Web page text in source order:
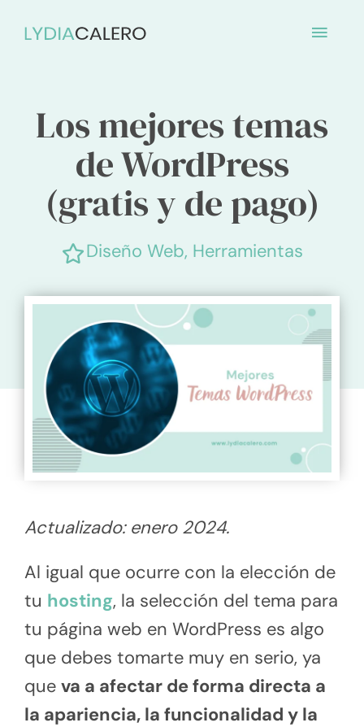
MENÚ
Los mejores temas
de WordPress
(gratis y de pago)
Diseño Web, Herramientas
Actualizado: enero 2024.
Al igual que ocurre con la elección de
tu hosting, la selección del tema para
tu página web en WordPress es algo
que debes tomarte muy en serio, ya
que va a afectar de forma directa a
la apariencia, la funcionalidad y la